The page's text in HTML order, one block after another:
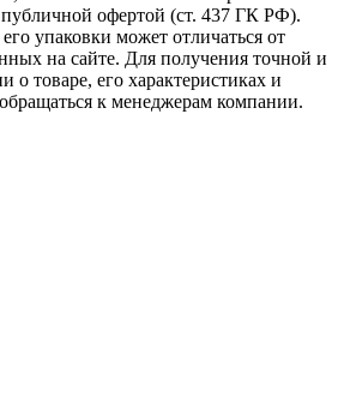
публичной офертой (ст. 437 ГК РФ).
упаковки может отличаться от
на сайте. Для получения точной и
о товаре, его характеристиках и
к менеджерам компании.